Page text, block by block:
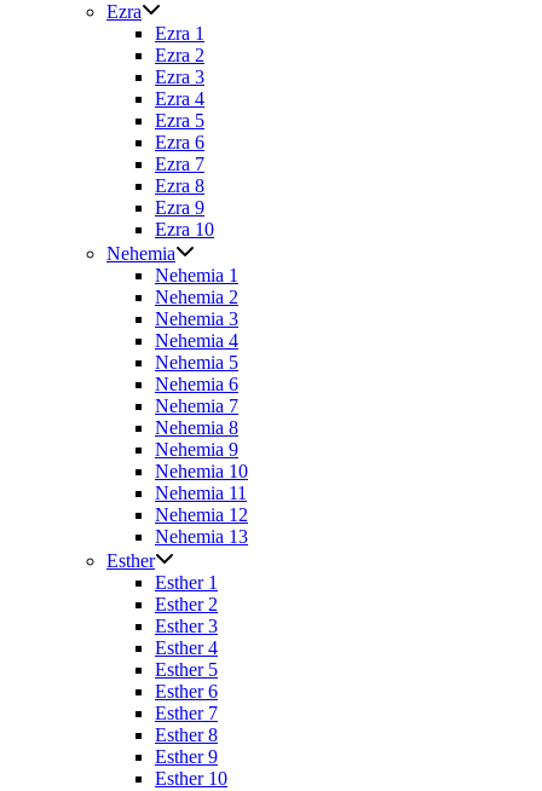
Ezra
Ezra 1
Ezra 2
Ezra 3
Ezra 4
Ezra 5
Ezra 6
Ezra 7
Ezra 8
Ezra 9
Ezra 10
Nehemia
Nehemia 1
Nehemia 2
Nehemia 3
Nehemia 4
Nehemia 5
Nehemia 6
Nehemia 7
Nehemia 8
Nehemia 9
Nehemia 10
Nehemia 11
Nehemia 12
Nehemia 13
Esther
Esther 1
Esther 2
Esther 3
Esther 4
Esther 5
Esther 6
Esther 7
Esther 8
Esther 9
Esther 10